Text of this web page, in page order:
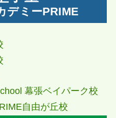
デミーPRIME
幕張ベイパーク校
自由が丘校